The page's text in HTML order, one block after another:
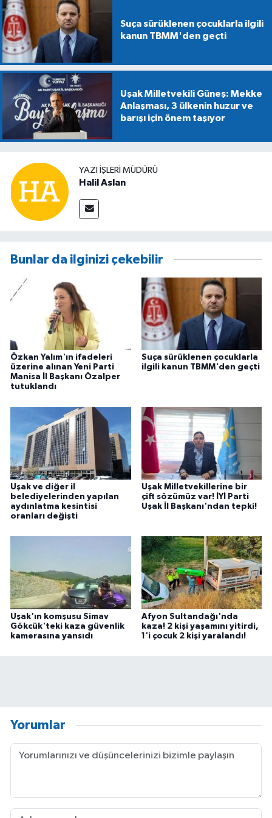
Suça sürüklenen çocuklarla ilgili
kanun TBMM'den geçti
Uşak Milletvekili Güneş: Mekke
Anlaşması, 3 ülkenin huzur ve
barışı için önem taşıyor
YAZI İŞLERİ MÜDÜRÜ
Halil Aslan
Bunlar da ilginizi çekebilir
Özkan Yalım'ın ifadeleri
üzerine alınan Yeni Parti
Manisa İl Başkanı Özalper
tutuklandı
Suça sürüklenen çocuklarla
ilgili kanun TBMM'den geçti
Uşak ve diğer il
belediyelerinden yapılan
aydınlatma kesintisi
oranları değişti
Uşak Milletvekillerine bir
çift sözümüz var! İYİ Parti
Uşak İl Başkanı'ndan tepki!
Uşak'ın komşusu Simav
Gökcük'teki kaza güvenlik
kamerasına yansıdı
Afyon Sultandağı'nda
kaza! 2 kişi yaşamını yitirdi,
1'i çocuk 2 kişi yaralandı!
Yorumlar